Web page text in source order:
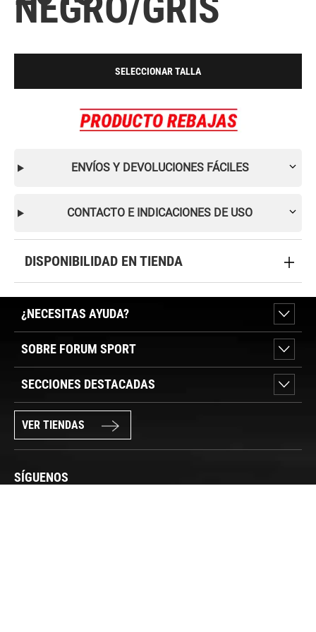
SELECCIONAR TALLA
ENVÍOS Y DEVOLUCIONES FÁCILES
CONTACTO E INDICACIONES DE USO
DISPONIBILIDAD EN TIENDA
¿NECESITAS AYUDA?
SOBRE FORUM SPORT
SECCIONES DESTACADAS
VER TIENDAS
SÍGUENOS